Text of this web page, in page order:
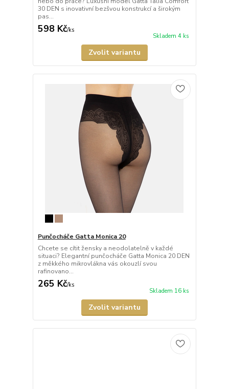
30 DEN s inovativní bezšvou konstrukcí a širokým
pas...
598 Kč/ks
Skladem 4 ks
Zvolit variantu
Punčocháče Gatta Monica 20
Chcete se cítit žensky a neodolatelně v každé
situaci? Elegantní punčocháče Gatta Monica 20 DEN
z měkkého mikrovlákna vás okouzlí svou
rafinovano...
265 Kč/ks
Skladem 16 ks
Zvolit variantu